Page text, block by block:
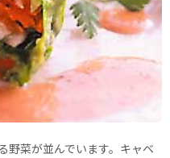
野菜が並んでいます。キャベ